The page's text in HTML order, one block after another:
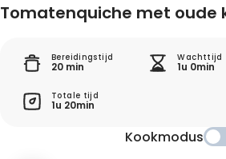
Tomatenquiche met oude
Bereidingstijd
20 min
Wachttijd
1u 0min
Totale tijd
1u 20min
Kookmodus